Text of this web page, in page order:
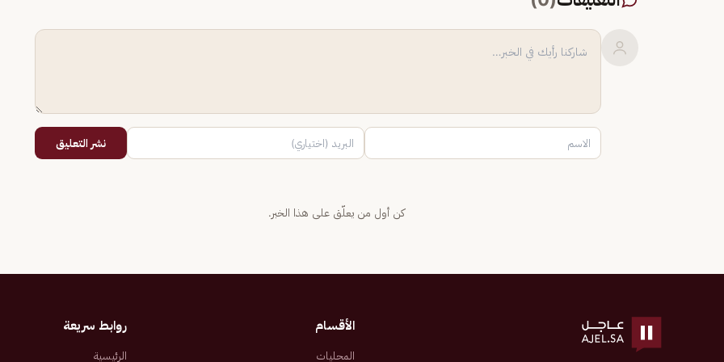
نشر التعليق
كن أول من يعلّق على هذا الخبر.
الأقسام
المحليات
روابط سريعة
الرئيسية